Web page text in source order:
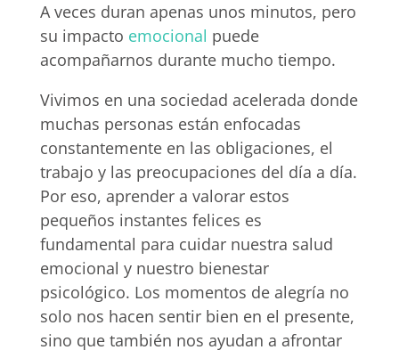
A veces duran apenas unos minutos, pero
su impacto emocional puede
acompañarnos durante mucho tiempo.
Vivimos en una sociedad acelerada donde
muchas personas están enfocadas
constantemente en las obligaciones, el
trabajo y las preocupaciones del día a día.
Por eso, aprender a valorar estos
pequeños instantes felices es
fundamental para cuidar nuestra salud
emocional y nuestro bienestar
psicológico. Los momentos de alegría no
solo nos hacen sentir bien en el presente,
sino que también nos ayudan a afrontar